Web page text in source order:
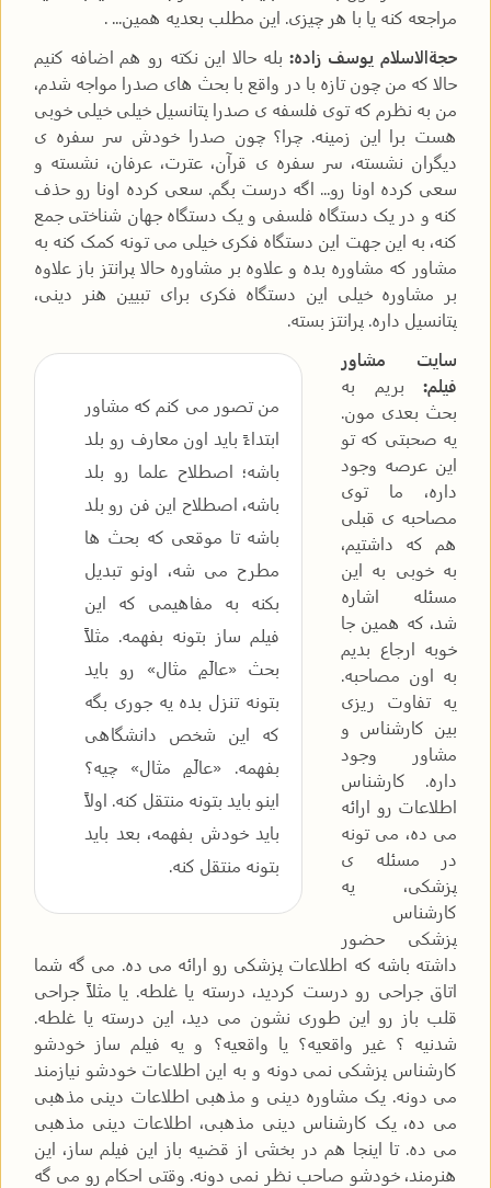
مراجعه کنه یا با هر چیزی. این مطلب بعدیه همین... .
حجةالاسلام یوسف زاده: بله حالا این نکته رو هم اضافه کنیم
حالا که من چون تازه با در واقع با بحث های صدرا مواجه شدم،
من به نظرم که توی فلسفه ی صدرا پتانسیل خیلی خیلی خوبی
هست برا این زمینه. چرا؟ چون صدرا خودش سر سفره ی
دیگران نشسته، سر سفره ی قرآن، عترت، عرفان، نشسته و
سعی کرده اونا رو... اگه درست بگم. سعی کرده اونا رو حذف
کنه و در یک دستگاه فلسفی و یک دستگاه جهان شناختی جمع
کنه، به این جهت این دستگاه فکری خیلی می تونه کمک کنه به
مشاور که مشاوره بده و علاوه بر مشاوره حالا پرانتز باز علاوه
بر مشاوره خیلی این دستگاه فکری برای تبیین هنر دینی،
پتانسیل داره. پرانتز بسته.
من تصور می کنم که مشاور
ابتداءً باید اون معارف رو بلد
باشه؛ اصطلاح علما رو بلد
باشه، اصطلاح این فن رو بلد
باشه تا موقعی که بحث ها
مطرح می شه، اونو تبدیل
بکنه به مفاهیمی که این
فیلم ساز بتونه بفهمه. مثلاً
بحث «عالَمِ مثال» رو باید
بتونه تنزل بده یه جوری بگه
که این شخص دانشگاهی
بفهمه. «عالَمِ مثال» چیه؟
اینو باید بتونه منتقل کنه. اولاً
باید خودش بفهمه، بعد باید
بتونه منتقل کنه.
سایت مشاور
فیلم: بریم به
بحث بعدی مون.
یه صحبتی که تو
این عرصه وجود
داره، ما توی
مصاحبه ی قبلی
هم که داشتیم،
به خوبی به این
مسئله اشاره
شد، که همین جا
خوبه ارجاع بدیم
به اون مصاحبه.
یه تفاوت ریزی
بین کارشناس و
مشاور وجود
داره. کارشناس
اطلاعات رو ارائه
می ده، می تونه
در مسئله ی
پزشکی، یه
کارشناس
پزشکی حضور
داشته باشه که اطلاعات پزشکی رو ارائه می ده. می گه شما
اتاق جراحی رو درست کردید، درسته یا غلطه. یا مثلاً جراحی
قلب باز رو این طوری نشون می دید، این درسته یا غلطه.
شدنیه ؟ غیر واقعیه؟ یا واقعیه؟ و یه فیلم ساز خودشو
کارشناس پزشکی نمی دونه و به این اطلاعات خودشو نیازمند
می دونه. یک مشاوره دینی و مذهبی اطلاعات دینی مذهبی
می ده، یک کارشناس دینی مذهبی، اطلاعات دینی مذهبی
می ده. تا اینجا هم در بخشی از قضیه باز این فیلم ساز، این
هنرمند، خودشو صاحب نظر نمی دونه. وقتی احکام رو می گه